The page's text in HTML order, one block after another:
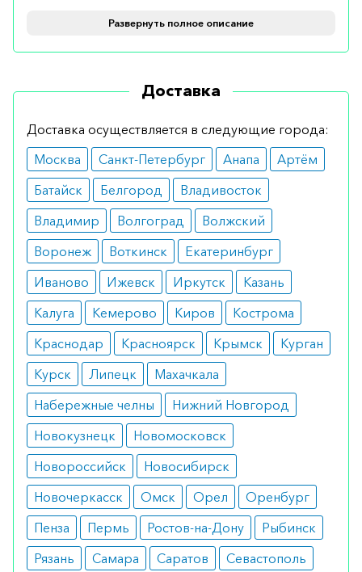
Болезнь Крона.
Узелковый периартериит.
Системная красная волчанка.
Гангренозная пиодермия.
Аутоиммунный гломерулонефрит.
Все ли могут использовать
При таких заболеваниях, как печеночная
недостаточность, сложные формы анемии,
лейкопения, следует проконсультироваться с
врачом, так как перечисленные состояния
являются противопоказанием к применению
средства.
Как переносится
При соблюдении дозировки не вызывает
побочных эффектов. Крайне редко отмечается
аллергическая реакция, тошнота и язвенное
поражение слизистой желудка.
Как применяется
Развернуть полное описание
Доставка
Доставка осуществляется в следующие города:
Москва
Санкт-Петербург Анапа
Артём
Батайск
Белгород
Владивосток
Владимир
Волгоград
Волжский
Воронеж
Воткинск
Екатеринбург
Иваново
Ижевск Иркутск
Казань
Калуга
Кемерово Киров
Кострома
Краснодар
Красноярск Крымск
Курган
Курск
Липецк
Махачкала
Набережные челны
Нижний Новгород
Новокузнецк
Новомосковск
Новороссийск
Новосибирск
Новочеркасск
Омск Орел
Оренбург
Пенза
Пермь Ростов-на-Дону
Рыбинск
Рязань
Самара Саратов
Севастополь